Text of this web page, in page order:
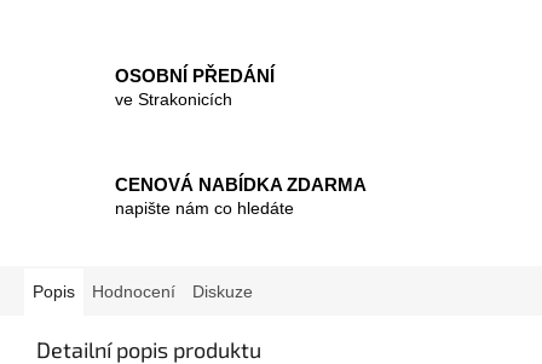
OSOBNÍ PŘEDÁNÍ
ve Strakonicích
CENOVÁ NABÍDKA ZDARMA
napište nám co hledáte
Popis Hodnocení Diskuze
Detailní popis produktu